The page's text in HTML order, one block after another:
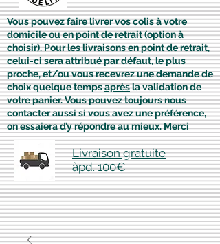
Vous pouvez faire livrer vos colis à votre
domicile ou en point de retrait (option à
choisir). Pour les livraisons enpoint de retrait,
celui-ci sera attribué par défaut, le plus
proche, et/ou vous recevrez une demande de
choix quelque tempsaprèsla validation de
votre panier. Vous pouvez toujours nous
contacter aussi si vous avez une préférence,
on essaiera d’y répondre au mieux. Merci
Livraison gratuite
àpd. 100€